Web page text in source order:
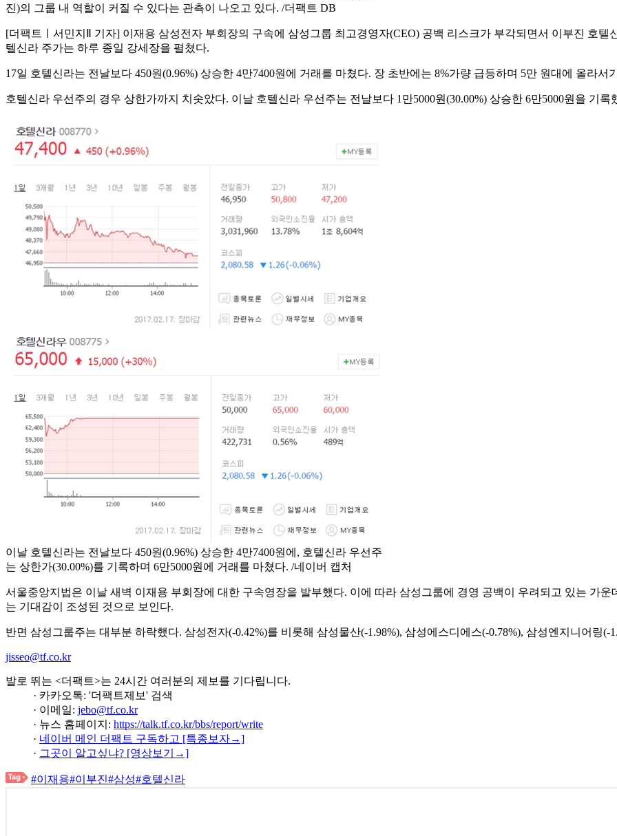
진)의 그룹 내 역할이 커질 수 있다는 관측이 나오고 있다. /더팩트 DB
[더팩트ㅣ서민지Ⅱ 기자] 이재용 삼성전자 부회장의 구속에 삼성그룹 최고경영자(CEO) 공백 리스크가 부각되면서 이부진 호
텔신라 주가는 하루 종일 강세장을 펼쳤다.
17일 호텔신라는 전날보다 450원(0.96%) 상승한 4만7400원에 거래를 마쳤다. 장 초반에는 8%가량 급등하며 5만 원대에 올라서
호텔신라 우선주의 경우 상한가까지 치솟았다. 이날 호텔신라 우선주는 전날보다 1만5000원(30.00%) 상승한 6만5000원을 기
이날 호텔신라는 전날보다 450원(0.96%) 상승한 4만7400원에, 호텔신라 우선주
는 상한가(30.00%)를 기록하며 6만5000원에 거래를 마쳤다. /네이버 캡처
서울중앙지법은 이날 새벽 이재용 부회장에 대한 구속영장을 발부했다. 이에 따라 삼성그룹에 경영 공백이 우려되고 있는 가
는 기대감이 조성된 것으로 보인다.
반면 삼성그룹주는 대부분 하락했다. 삼성전자(-0.42%)를 비롯해 삼성물산(-1.98%), 삼성에스디에스(-0.78%), 삼성엔지니어링(-
jisseo@tf.co.kr
발로 뛰는 <더팩트>는 24시간 여러분의 제보를 기다립니다.
· 카카오톡: '더팩트제보' 검색
· 이메일: jebo@tf.co.kr
· 뉴스 홈페이지: https://talk.tf.co.kr/bbs/report/write
· 네이버 메인 더팩트 구독하고 [특종보자→]
· 그곳이 알고싶냐? [영상보기→]
#이재용#이부진#삼성#호텔신라